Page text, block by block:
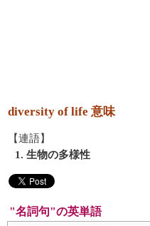
diversity of life 意味
【連語】
1. 生物の多様性
"名詞句"の英単語